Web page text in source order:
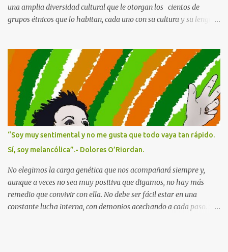
una amplia diversidad cultural que le otorgan los cientos de
grupos étnicos que lo habitan, cada uno con su cultura y su lengua.
Nacionales catalogados como Patrimonio de la Humanidad . Y, sin
embargo, por lo que es más conocida en Occidente es por los
recursos minerales que se esconden bajo su suelo. En el Este tiene
minas de cobalto, cobre, oro, diamantes, estaño, del hoy tan
preciado coltán... y como la codicia humana no tiene límites está
en guerra desde 1996. La producción del 85% de todas estas minas
está en manos extranjeras, así que a pesar de ser uno de los países
con más recursos, la mayoría de su población vive en extrema
pobreza. Tal es así que en 2019 casi dos millones de congoleñxs
emigraron en busc...
“Soy muy sentimental y no me gusta que todo vaya tan rápido.
Sí, soy melancólica”.- Dolores O’Riordan.
No elegimos la carga genética que nos acompañará siempre y,
aunque a veces no sea muy positiva que digamos, no hay más
remedio que convivir con ella. No debe ser fácil estar en una
constante lucha interna, con demonios acechando a cada paso. Si a